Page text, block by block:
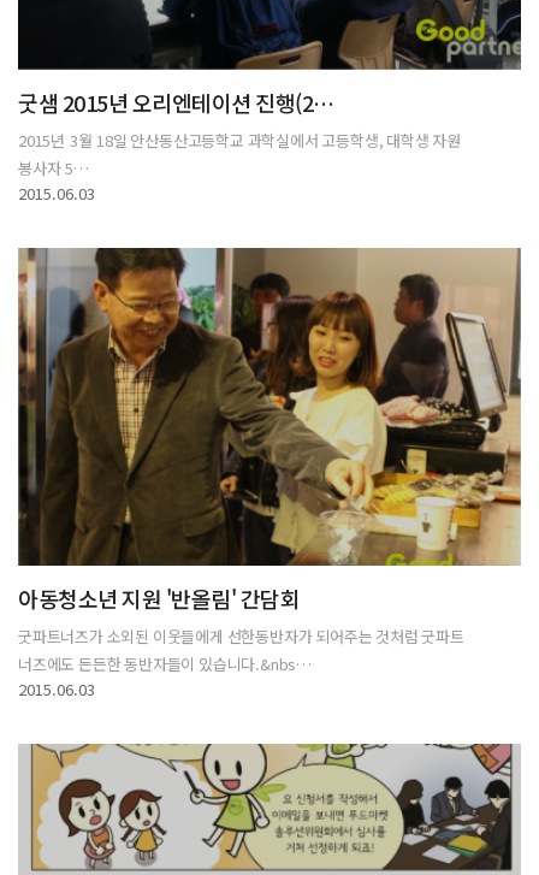
굿샘 2015년 오리엔테이션 진행(2…
2015년 3월 18일 안산동산고등학교 과학실에서 고등학생, 대학생 자원
봉사자 5…
2015.06.03
아동청소년 지원 '반올림' 간담회
굿파트너즈가 소외된 이웃들에게 선한동반자가 되어주는 것처럼 굿파트
너즈에도 든든한 동반자들이 있습니다.&nbs…
2015.06.03